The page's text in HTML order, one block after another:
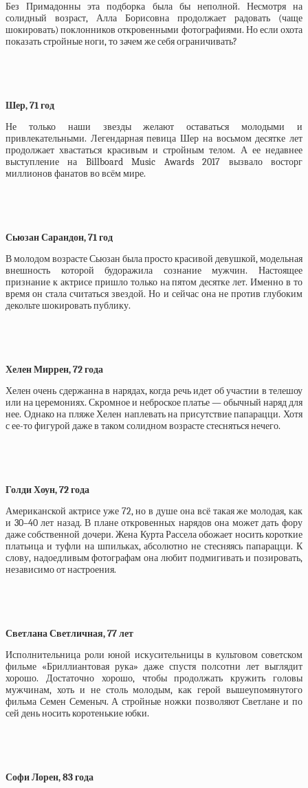
Без Примадонны эта подборка была бы неполной. Несмотря на
солидный возраст, Алла Борисовна продолжает радовать (чаще
шокировать) поклонников откровенными фотографиями. Но если охота
показать стройные ноги, то зачем же себя ограничивать?
Шер, 71 год
Не только наши звезды желают оставаться молодыми и
привлекательными. Легендарная певица Шер на восьмом десятке лет
продолжает хвастаться красивым и стройным телом. А ее недавнее
выступление на Billboard Music Awards 2017 вызвало восторг
миллионов фанатов во всём мире.
Сьюзан Сарандон, 71 год
В молодом возрасте Сьюзан была просто красивой девушкой, модельная
внешность которой будоражила сознание мужчин. Настоящее
признание к актрисе пришло только на пятом десятке лет. Именно в то
время он стала считаться звездой. Но и сейчас она не против глубоким
декольте шокировать публику.
Хелен Миррен, 72 года
Хелен очень сдержанна в нарядах, когда речь идет об участии в телешоу
или на церемониях. Скромное и неброское платье — обычный наряд для
нее. Однако на пляже Хелен наплевать на присутствие папарацци. Хотя
с ее-то фигурой даже в таком солидном возрасте стесняться нечего.
Голди Хоун, 72 года
Американской актрисе уже 72, но в душе она всё такая же молодая, как
и 30–40 лет назад. В плане откровенных нарядов она может дать фору
даже собственной дочери. Жена Курта Рассела обожает носить короткие
платьица и туфли на шпильках, абсолютно не стесняясь папарацци. К
слову, надоедливым фотографам она любит подмигивать и позировать,
независимо от настроения.
Светлана Светличная, 77 лет
Исполнительница роли юной искусительницы в культовом советском
фильме «Бриллиантовая рука» даже спустя полсотни лет выглядит
хорошо. Достаточно хорошо, чтобы продолжать кружить головы
мужчинам, хоть и не столь молодым, как герой вышеупомянутого
фильма Семен Семеныч. А стройные ножки позволяют Светлане и по
сей день носить коротенькие юбки.
Софи Лорен, 83 года